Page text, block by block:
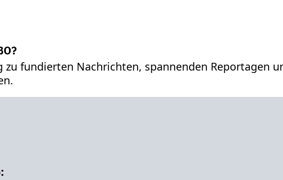
zu fundierten Nachrichten, spannenden Reportagen